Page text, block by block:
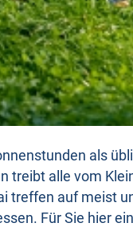
als
treibt alle vom
treffen auf meist
Für Sie hier